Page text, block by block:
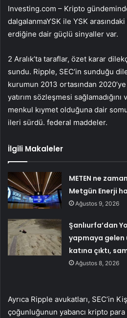
Investing.com – Kripto
dalgalanmaYSK ile YSK
erdiğine dair güçlü sinyaller var.
2 Aralık’ta taraflar, özet karar
sundu. Ripple, SEC’in sunduğu
kurumun 2013 ortasından
yatırım sözleşmesi
menkul kıymet olduğuna dair
ileri sürdü. federal maddeler.
İlgili Makaleler
METEN ne
Metgün Enerji
Ağustos 9, 2026
Şanlıurfa’dan
yapmaya gelen
katına çıktı,
Ağustos 8, 2026
Ayrıca Ripple avukatları, SEC’in
çoğunluğunun yabancı kripto para